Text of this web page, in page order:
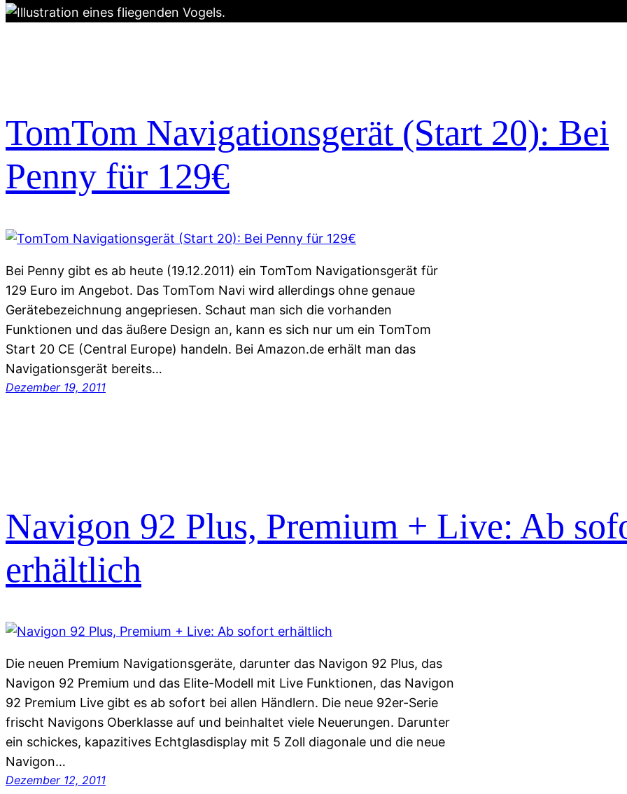
TomTom Navigationsgerät (Start 20): Bei
Penny für 129€
Bei Penny gibt es ab heute (19.12.2011) ein TomTom Navigationsgerät für
129 Euro im Angebot. Das TomTom Navi wird allerdings ohne genaue
Gerätebezeichnung angepriesen. Schaut man sich die vorhanden
Funktionen und das äußere Design an, kann es sich nur um ein TomTom
Start 20 CE (Central Europe) handeln. Bei Amazon.de erhält man das
Navigationsgerät bereits…
Dezember 19, 2011
Navigon 92 Plus, Premium + Live: Ab
erhältlich
Die neuen Premium Navigationsgeräte, darunter das Navigon 92 Plus, das
Navigon 92 Premium und das Elite-Modell mit Live Funktionen, das Navigon
92 Premium Live gibt es ab sofort bei allen Händlern. Die neue 92er-Serie
frischt Navigons Oberklasse auf und beinhaltet viele Neuerungen. Darunter
ein schickes, kapazitives Echtglasdisplay mit 5 Zoll diagonale und die neue
Navigon…
Dezember 12, 2011